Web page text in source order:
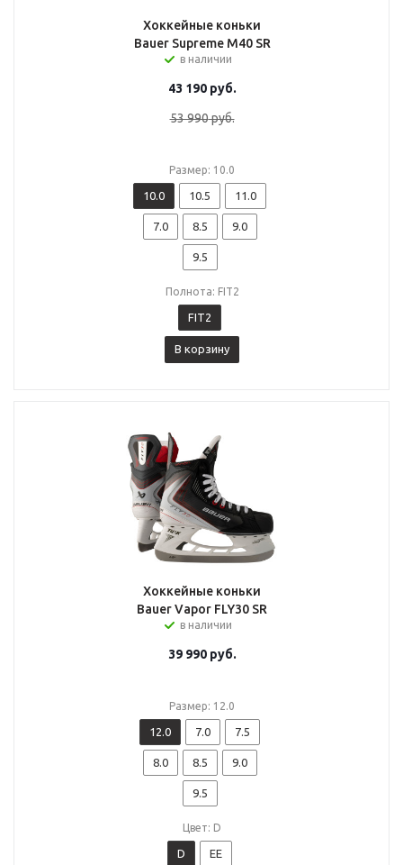
Хоккейные коньки
Bauer Supreme M40 SR
в наличии
43 190руб.
53 990руб.
Размер: 10.0
10.0 10.5 11.0
7.0 8.5 9.0
9.5
Полнота: FIT2
FIT2
В корзину
Хоккейные коньки
Bauer Vapor FLY30 SR
в наличии
39 990руб.
Размер: 12.0
12.0 7.0 7.5
8.0 8.5 9.0
9.5
Цвет: D
D EE